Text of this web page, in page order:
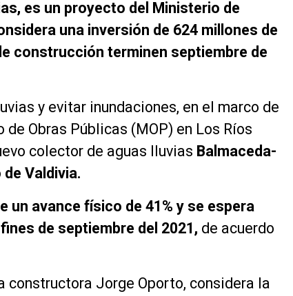
es un proyecto del Ministerio de
una inversión de 624 millones de
construcción terminen septiembre de
y evitar inundaciones, en el marco de
Obras Públicas (MOP) en Los Ríos
colector de aguas lluvias Balmaceda-
Valdivia.
un avance físico de 41% y se espera
de septiembre del 2021, de acuerdo
constructora Jorge Oporto, considera la